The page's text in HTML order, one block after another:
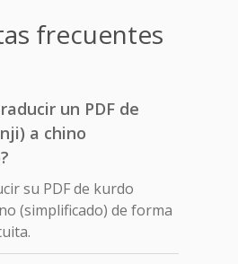
frecuentes
un PDF de
a chino
su PDF de kurdo
(simplificado) de forma